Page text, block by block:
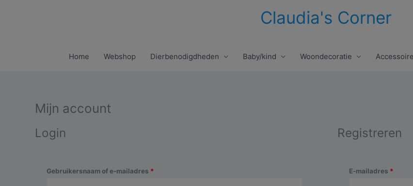
Claudia's Corner
Home Webshop Dierbenodigdheden Baby/kind Woondecoratie
Mijn account
Login
Gebruikersnaam of e-mailadres *
Registreren
E-mailadres *